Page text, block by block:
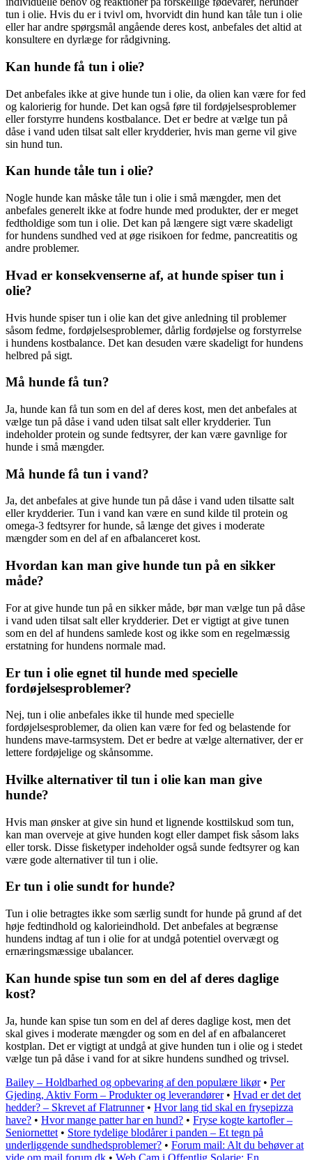
tun i olie. Hvis du er i tvivl om, hvorvidt din hund kan tåle tun i olie
eller har andre spørgsmål angående deres kost, anbefales det altid at
konsultere en dyrlæge for rådgivning.
Kan hunde få tun i olie?
Det anbefales ikke at give hunde tun i olie, da olien kan være for fed
og kalorierig for hunde. Det kan også føre til fordøjelsesproblemer
eller forstyrre hundens kostbalance. Det er bedre at vælge tun på
dåse i vand uden tilsat salt eller krydderier, hvis man gerne vil give
sin hund tun.
Kan hunde tåle tun i olie?
Nogle hunde kan måske tåle tun i olie i små mængder, men det
anbefales generelt ikke at fodre hunde med produkter, der er meget
fedtholdige som tun i olie. Det kan på længere sigt være skadeligt
for hundens sundhed ved at øge risikoen for fedme, pancreatitis og
andre problemer.
Hvad er konsekvenserne af, at hunde spiser tun i
olie?
Hvis hunde spiser tun i olie kan det give anledning til problemer
såsom fedme, fordøjelsesproblemer, dårlig fordøjelse og forstyrrelse
i hundens kostbalance. Det kan desuden være skadeligt for hundens
helbred på sigt.
Må hunde få tun?
Ja, hunde kan få tun som en del af deres kost, men det anbefales at
vælge tun på dåse i vand uden tilsat salt eller krydderier. Tun
indeholder protein og sunde fedtsyrer, der kan være gavnlige for
hunde i små mængder.
Må hunde få tun i vand?
Ja, det anbefales at give hunde tun på dåse i vand uden tilsatte salt
eller krydderier. Tun i vand kan være en sund kilde til protein og
omega-3 fedtsyrer for hunde, så længe det gives i moderate
mængder som en del af en afbalanceret kost.
Hvordan kan man give hunde tun på en sikker
måde?
For at give hunde tun på en sikker måde, bør man vælge tun på dåse
i vand uden tilsat salt eller krydderier. Det er vigtigt at give tunen
som en del af hundens samlede kost og ikke som en regelmæssig
erstatning for hundens normale mad.
Er tun i olie egnet til hunde med specielle
fordøjelsesproblemer?
Nej, tun i olie anbefales ikke til hunde med specielle
fordøjelsesproblemer, da olien kan være for fed og belastende for
hundens mave-tarmsystem. Det er bedre at vælge alternativer, der er
lettere fordøjelige og skånsomme.
Hvilke alternativer til tun i olie kan man give
hunde?
Hvis man ønsker at give sin hund et lignende kosttilskud som tun,
kan man overveje at give hunden kogt eller dampet fisk såsom laks
eller torsk. Disse fisketyper indeholder også sunde fedtsyrer og kan
være gode alternativer til tun i olie.
Er tun i olie sundt for hunde?
Tun i olie betragtes ikke som særlig sundt for hunde på grund af det
høje fedtindhold og kalorieindhold. Det anbefales at begrænse
hundens indtag af tun i olie for at undgå potentiel overvægt og
ernæringsmæssige ubalancer.
Kan hunde spise tun som en del af deres daglige
kost?
Ja, hunde kan spise tun som en del af deres daglige kost, men det
skal gives i moderate mængder og som en del af en afbalanceret
kostplan. Det er vigtigt at undgå at give hunden tun i olie og i stedet
vælge tun på dåse i vand for at sikre hundens sundhed og trivsel.
Bailey – Holdbarhed og opbevaring af den populære likør• Per
Gjeding, Aktiv Form – Produkter og leverandører• Hvad er det det
hedder? – Skrevet af Flatrunner• Hvor lang tid skal en frysepizza
have? • Hvor mange patter har en hund? • Fryse kogte kartofler –
Seniornettet • Store tydelige blodårer i panden – Et tegn på
underliggende sundhedsproblemer? • Forum mail: Alt du behøver at
vide om mail.forum.dk • Web Cam i Offentlig Solarie: En